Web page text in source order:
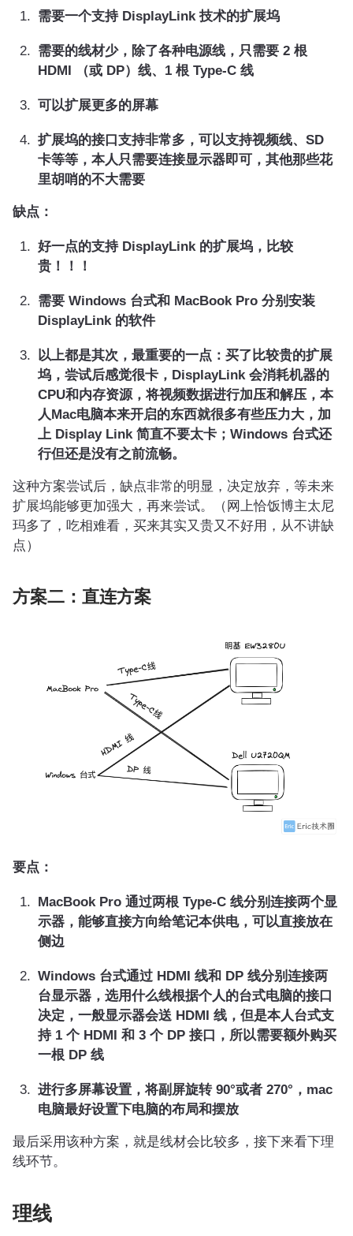
需要一个支持 DisplayLink 技术的扩展坞
需要的线材少，除了各种电源线，只需要 2 根
HDMI （或 DP）线、1 根 Type-C 线
可以扩展更多的屏幕
扩展坞的接口支持非常多，可以支持视频线、SD
卡等等，本人只需要连接显示器即可，其他那些花
里胡哨的不大需要
缺点：
好一点的支持 DisplayLink 的扩展坞，比较
贵！！！
需要 Windows 台式和 MacBook Pro 分别安装
DisplayLink 的软件
以上都是其次，最重要的一点：买了比较贵的扩展
坞，尝试后感觉很卡，DisplayLink 会消耗机器的
CPU和内存资源，将视频数据进行加压和解压，本
人Mac电脑本来开启的东西就很多有些压力大，加
上 Display Link 简直不要太卡；Windows 台式还
行但还是没有之前流畅。
这种方案尝试后，缺点非常的明显，决定放弃，等未来
扩展坞能够更加强大，再来尝试。（网上恰饭博主太尼
玛多了，吃相难看，买来其实又贵又不好用，从不讲缺
点）
方案二：直连方案
要点：
MacBook Pro 通过两根 Type-C 线分别连接两个显
示器，能够直接方向给笔记本供电，可以直接放在
侧边
Windows 台式通过 HDMI 线和 DP 线分别连接两
台显示器，选用什么线根据个人的台式电脑的接口
决定，一般显示器会送 HDMI 线，但是本人台式支
持 1 个 HDMI 和 3 个 DP 接口，所以需要额外购买
一根 DP 线
进行多屏幕设置，将副屏旋转 90°或者 270°，mac
电脑最好设置下电脑的布局和摆放
最后采用该种方案，就是线材会比较多，接下来看下理
线环节。
理线